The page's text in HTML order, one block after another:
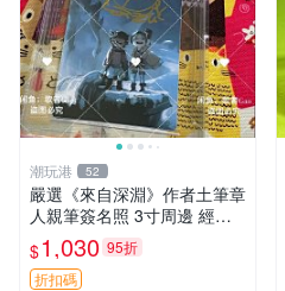
潮玩港 52
嚴選《來自深淵》作者土筆章
人親筆簽名照 3寸周邊 經典
卡磚 相片拍賣 深淵 Made in
Abyss 土筆章人 照片
$1,030 95折
折扣碼